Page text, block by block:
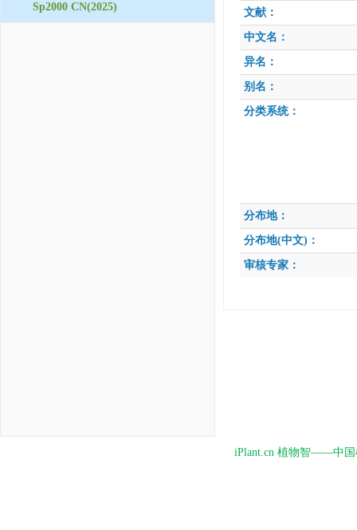
Sp2000 CN(2025) 文献：
中文名：
异名：
别名：
分类系统：
分布地：
分布地(中文)：
审核专家：
iPlant.cn 植物智——中国